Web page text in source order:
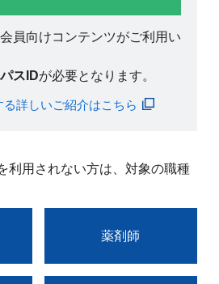
員向けコンテンツがご利用い
スIDが必要となります。
詳しいご紹介はこちら
利用されない方は、対象の職種
薬剤師